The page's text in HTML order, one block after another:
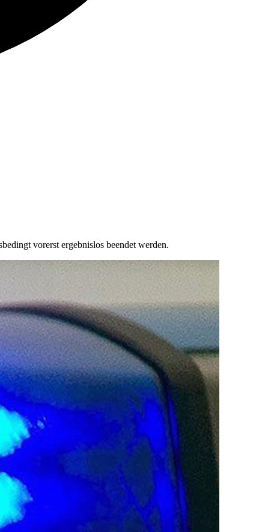
vorerst ergebnislos beendet werden.